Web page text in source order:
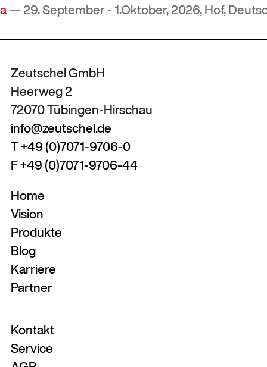
- 1.Oktober, 2026, Hof, Deutschland
Zeutschel GmbH
Heerweg 2
72070 Tübingen-Hirschau
info@zeutschel.de
T +49 (0)7071-9706-0
F +49 (0)7071-9706-44
Home
Vision
Produkte
Blog
Karriere
Partner
Kontakt
Service